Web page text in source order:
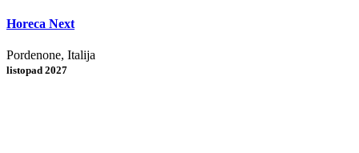
Horeca Next
Pordenone, Italija
listopad 2027